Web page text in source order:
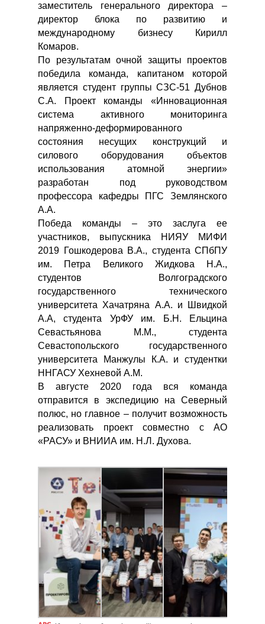
заместитель генерального директора –
директор блока по развитию и
международному бизнесу Кирилл
Комаров.
По результатам очной защиты проектов
победила команда, капитаном которой
является студент группы СЗС-51 Дубнов
С.А. Проект команды «Инновационная
система активного мониторинга
напряженно-деформированного
состояния несущих конструкций и
силового оборудования объектов
использования атомной энергии»
разработан под руководством
профессора кафедры ПГС Землянского
А.А.
Победа команды – это заслуга ее
участников, выпускника НИЯУ МИФИ
2019 Гошкодерова В.А., студента СПбПУ
им. Петра Великого Жидкова Н.А.,
студентов Волгоградского
государственного технического
университета Хачатряна А.А. и Швидкой
А.А, студента УрФУ им. Б.Н. Ельцина
Севастьянова М.М., студента
Севастопольского государственного
университета Манжулы К.А. и студентки
ННГАСУ Хехневой А.М.
В августе 2020 года вся команда
отправится в экспедицию на Северный
полюс, но главное – получит возможность
реализовать проект совместно с АО
«РАСУ» и ВНИИА им. Н.Л. Духова.